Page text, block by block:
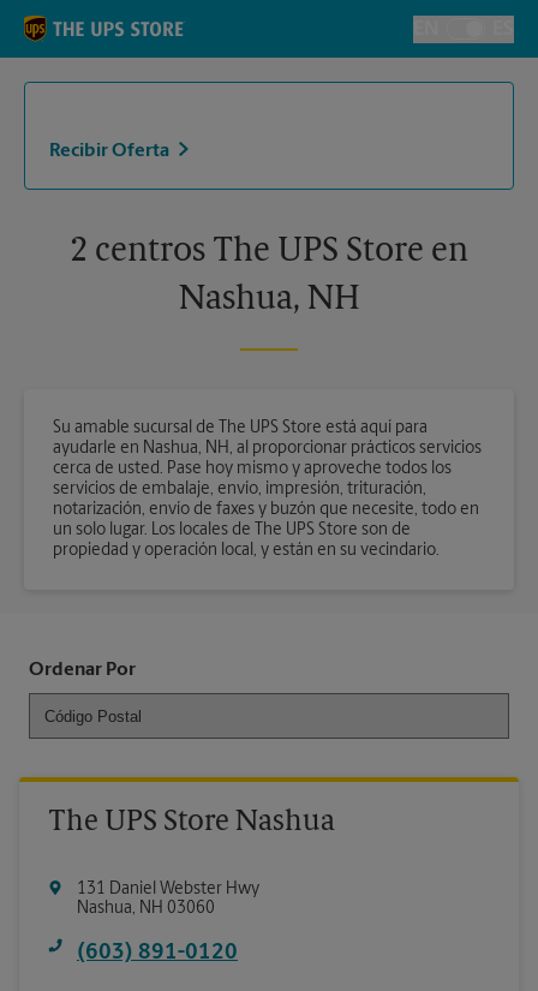
Skip to content
Alternar el
Return to Nav
Recibir Oferta
2 centros The UPS Store en
Nashua, NH
Su amable sucursal de The UPS Store está aquí para
ayudarle en Nashua, NH, al proporcionar prácticos servicios
cerca de usted. Pase hoy mismo y aproveche todos los
servicios de embalaje, envío, impresión, trituración,
notarización, envío de faxes y buzón que necesite, todo en
un solo lugar. Los locales de The UPS Store son de
propiedad y operación local, y están en su vecindario.
Ordenar Por
The UPS Store Nashua
131 Daniel Webster Hwy
Nashua, NH 03060
(603) 891-0120